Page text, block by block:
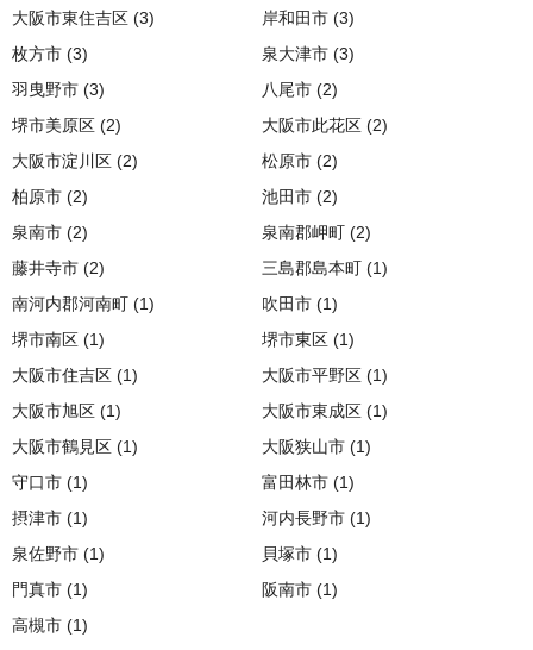
大阪市東住吉区 (3) 岸和田市 (3)
枚方市 (3) 泉大津市 (3)
羽曳野市 (3) 八尾市 (2)
堺市美原区 (2) 大阪市此花区 (2)
大阪市淀川区 (2) 松原市 (2)
柏原市 (2) 池田市 (2)
泉南市 (2) 泉南郡岬町 (2)
藤井寺市 (2) 三島郡島本町 (1)
南河内郡河南町 (1) 吹田市 (1)
堺市南区 (1) 堺市東区 (1)
大阪市住吉区 (1) 大阪市平野区 (1)
大阪市旭区 (1) 大阪市東成区 (1)
大阪市鶴見区 (1) 大阪狭山市 (1)
守口市 (1) 富田林市 (1)
摂津市 (1) 河内長野市 (1)
泉佐野市 (1) 貝塚市 (1)
門真市 (1) 阪南市 (1)
高槻市 (1)